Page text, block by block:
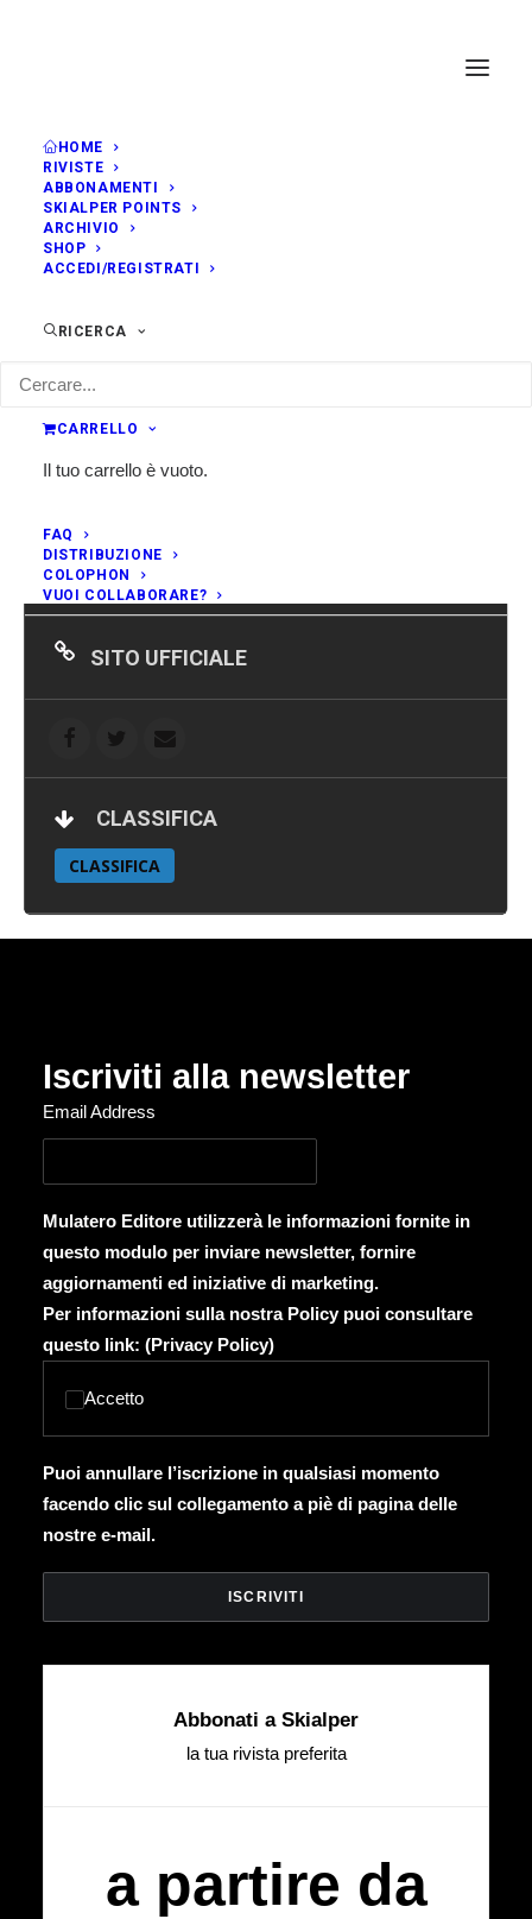
HOME
RIVISTE
ABBONAMENTI
SKIALPER POINTS
ARCHIVIO
SHOP
ACCEDI/REGISTRATI
RICERCA
CARRELLO
Il tuo carrello è vuoto.
FAQ
DISTRIBUZIONE
COLOPHON
VUOI COLLABORARE?
GIUGNO, 2019
DOM
23
10 MIGLIA AVIANO
ORA
(Domenica) 10:00
LOCALITÀ
Aviano (PN)
SITO UFFICIALE
CLASSIFICA
CLASSIFICA
Iscriviti alla newsletter
Email Address
Mulatero Editore utilizzerà le informazioni fornite in
questo modulo per inviare newsletter, fornire
aggiornamenti ed iniziative di marketing.
Per informazioni sulla nostra Policy puoi consultare
questo link: (Privacy Policy)
Accetto
Puoi annullare l’iscrizione in qualsiasi momento
facendo clic sul collegamento a piè di pagina delle
nostre e-mail.
Abbonati a Skialper
la tua rivista preferita
a partire da